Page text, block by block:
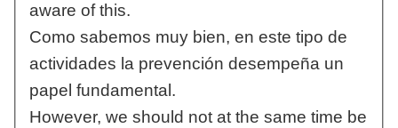
aware of this.
Como sabemos muy bien, en este tipo de
actividades la prevención desempeña un
papel fundamental.
However, we should not at the same time be